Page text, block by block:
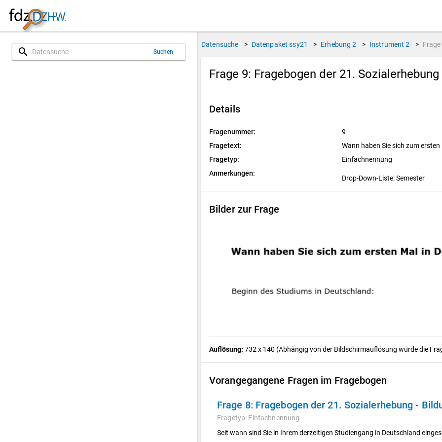
search Suchen
Datensuche > Datenpaket ssy21 > Erhebung 2 > Instrument 2 > Frage
Frage 9: Fragebogen der 21.
Details
Fragenummer:
9
Fragetext:
Wann haben Sie sich zum
Fragetyp:
Einfachnennung
Anmerkungen:
Drop-Down-Liste: Semester
Bilder zur Frage
Auflösung: 732 x 140 (Abhängig von der Bildschirmauflösung wurde die
Vorangegangene Fragen im Fragebogen
Frage 8: Fragebogen der 21. Sozialerhebung -
Fragetyp: Einfachnennung
Seit wann sind Sie in Ihrem derzeitigen Studiengang in Deutschland